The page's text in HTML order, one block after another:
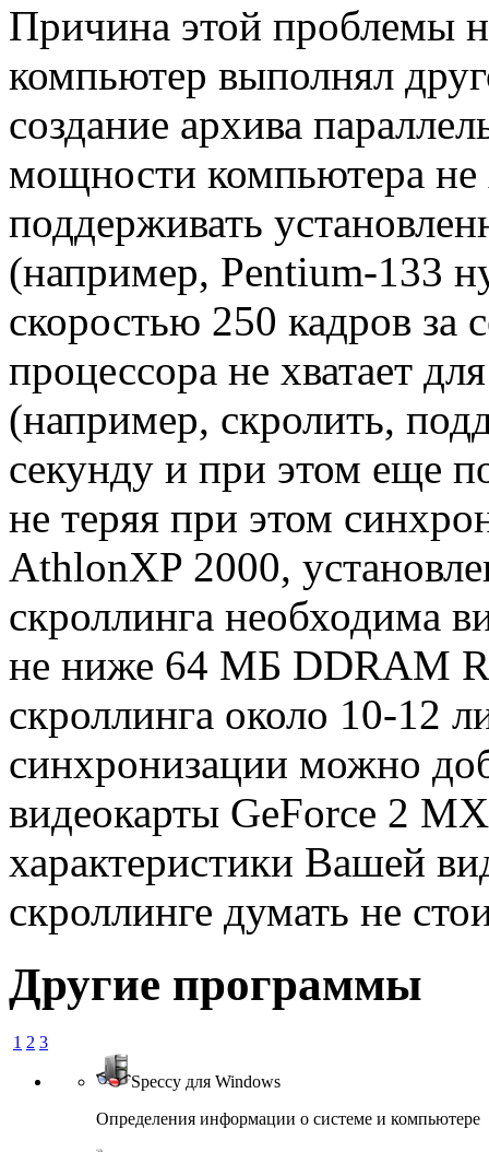
Причина этой проблемы
компьютер выполнял
создание архива
мощности компьютера не
поддерживать
(например, Pentium-133
скоростью 250 кадров
процессора не хватает
(например, скролить,
секунду и при этом еще
не теряя при этом
AthlonXP 2000,
скроллинга необходима
не ниже 64 МБ DDRAM
скроллинга около 10-12
синхронизации можно
видеокарты GeForce 2
характеристики Вашей
скроллинге думать не
Другие программы
1 2 3
Speccy для Windows
Определения информации о системе и компьютере